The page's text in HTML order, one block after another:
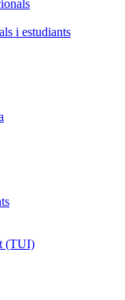
i estudiants
(TUI)